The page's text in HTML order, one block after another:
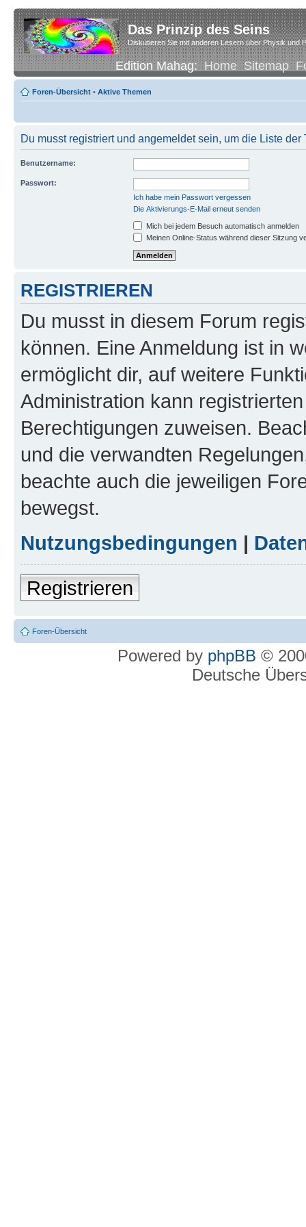
Das Prinzip des Seins
Diskutieren Sie mit anderen Lesern über Physik und
Edition Mahag:Home Sitemap
Foren-Übersicht • Aktive Themen
Du musst registriert und angemeldet sein, um die Liste
Benutzername:
Passwort:
Ich habe mein Passwort vergessen
Die Aktivierungs-E-Mail erneut senden
Mich bei jedem Besuch automatisch anmelden
Meinen Online-Status während dieser Sitzung
REGISTRIEREN
Du musst in diesem Forum
können. Eine Anmeldung ist in
ermöglicht dir, auf weitere
Administration kann
Berechtigungen zuweisen.
und die verwandten
beachte auch die jeweiligen
bewegst.
Nutzungsbedingungen |
Registrieren
Foren-Übersicht
Powered by phpBB ©
Deutsche